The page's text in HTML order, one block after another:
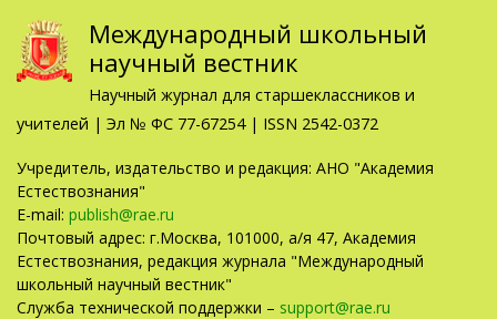
Международный школьный
научный вестник
Научный журнал для старшеклассников и
учителей | Эл № ФС 77-67254 | ISSN 2542-0372
Учредитель, издательство и редакция: АНО "Академия
Естествознания"
E-mail: publish@rae.ru
Почтовый адрес: г.Москва, 101000, а/я 47, Академия
Естествознания, редакция журнала "Международный
школьный научный вестник"
Служба технической поддержки – support@rae.ru